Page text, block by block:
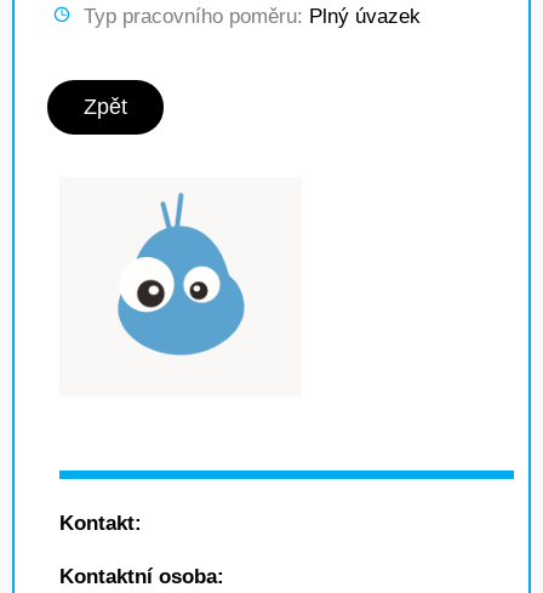
Typ pracovního poměru: Plný úvazek
Zpět
Kontakt:
Kontaktní osoba: